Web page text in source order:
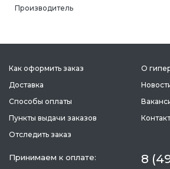
Производитель
Как оформить заказ
Доставка
Способы оплаты
Пункты выдачи заказов
Отследить заказ
О
Принимаем к оплате: 8
Магадан
Махачкала
Мурманск
Нальчик
Нарьян-Мар
Оренбург
Орёл
Пенза
Пермь